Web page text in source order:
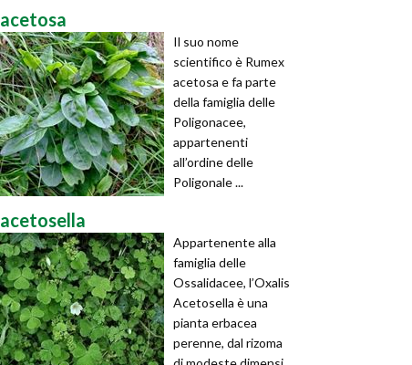
acetosa
Il suo nome
scientifico è Rumex
acetosa e fa parte
della famiglia delle
Poligonacee,
appartenenti
all’ordine delle
Poligonale ...
acetosella
Appartenente alla
famiglia delle
Ossalidacee, l’Oxalis
Acetosella è una
pianta erbacea
perenne, dal rizoma